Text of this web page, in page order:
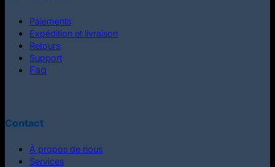
Paiements
Expédition et livraison
Retours
Support
Faq
Contact
À propos de nous
Services